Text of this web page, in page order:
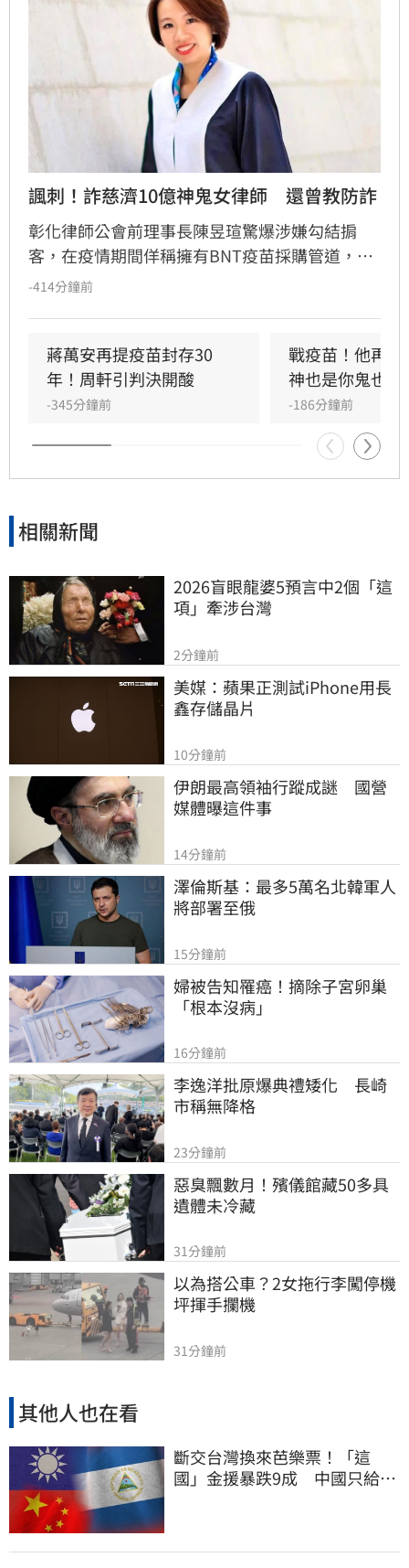
諷刺！詐慈濟10億神鬼女律師　還曾教防詐
彰化律師公會前理事長陳昱瑄驚爆涉嫌勾結掮
客，在疫情期間佯稱擁有BNT疫苗採購管道，詐
騙慈濟基金會高達3000萬美元（約新台幣10.6億
展，在台上大言不慚嘲諷詐騙受害者「愚痴、無
知」，對比其惡行顯得極度諷刺。陳昱瑄無視政
府當時多次警告，利用法律專業設局詐財，行徑
引發全台網友齊聲撻伐。目前台中地檢署已依法
提起公訴，案件正由法院嚴審中，這位「黑心律
師」的雙面人行徑也成為社會討論焦點。
-414分鐘前
蔣萬安再提疫苗封存30
年！周軒引判決開酸
-345分鐘前
戰疫苗！他再
神也是你鬼也是
-186分鐘前
相關新聞
2026盲眼龍婆5預言中2個「這
項」牽涉台灣
2分鐘前
美媒：蘋果正測試iPhone用長
鑫存儲晶片
10分鐘前
伊朗最高領袖行蹤成謎　國營
媒體曝這件事
14分鐘前
澤倫斯基：最多5萬名北韓軍人
將部署至俄
15分鐘前
婦被告知罹癌！摘除子宮卵巢
「根本沒病」
16分鐘前
李逸洋批原爆典禮矮化　長崎
市稱無降格
23分鐘前
惡臭飄數月！殯儀館藏50多具
遺體未冷藏
31分鐘前
以為搭公車？2女拖行李闖停機
坪揮手攔機
31分鐘前
其他人也在看
斷交台灣換來芭樂票！「這
國」金援暴跌9成 中國只給26